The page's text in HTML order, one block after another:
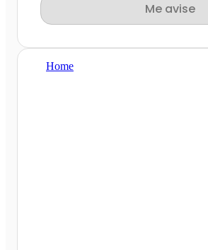
Me avise
Home